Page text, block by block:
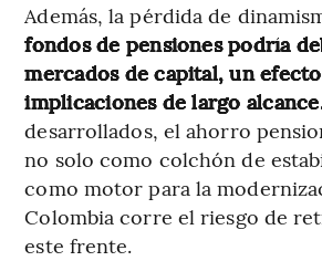
Además, la pérdida de
fondos de pensiones podría
mercados de capital, un
implicaciones de largo
desarrollados, el ahorro
no solo como colchón de
como motor para la
Colombia corre el riesgo de
este frente.